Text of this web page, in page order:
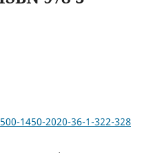
1450-2020-36-1-322-328